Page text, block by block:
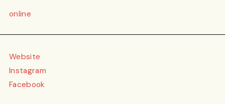
online
Website
Instagram
Facebook